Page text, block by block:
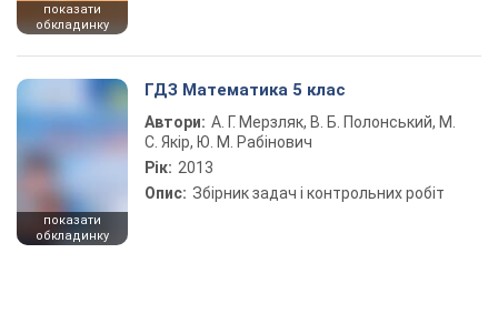
показати
обкладинку
показати
обкладинку
ГДЗ Математика 5 клас
Автори: А. Г. Мерзляк, В. Б. Полонський, М.
С. Якір, Ю. М. Рабінович
Рік: 2013
Опис: Збірник задач і контрольних робіт